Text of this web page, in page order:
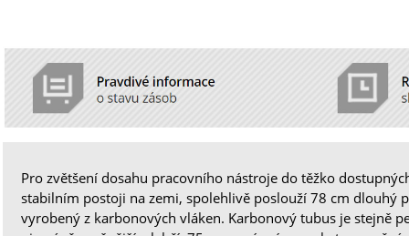
Pro zvětšení dosahu pracovního nástroje do těžko
stabilním postoji na zemi, spolehlivě poslouží 78 cm dlouhý
vyrobený z karbonových vláken. Karbonový tubus je stejně